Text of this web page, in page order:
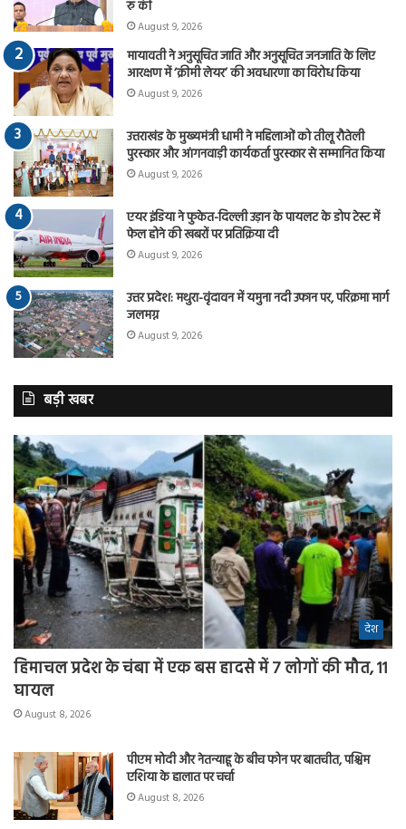
रु की
August 9, 2026
मायावती ने अनुसूचित जाति और अनुसूचित जनजाति के लिए
आरक्षण में ‘क्रीमी लेयर’ की अवधारणा का विरोध किया
August 9, 2026
उत्तराखंड के मुख्यमंत्री धामी ने महिलाओं को तीलू रौतेली
पुरस्कार और आंगनवाड़ी कार्यकर्ता पुरस्कार से सम्मानित किया
August 9, 2026
एयर इंडिया ने फुकेत-दिल्ली उड़ान के पायलट के डोप टेस्ट में
फेल होने की खबरों पर प्रतिक्रिया दी
August 9, 2026
उत्तर प्रदेश: मथुरा-वृंदावन में यमुना नदी उफान पर, परिक्रमा मार्ग
जलमग्न
August 9, 2026
बड़ी खबर
देश
हिमाचल प्रदेश के चंबा में एक बस हादसे में 7 लोगों की मौत, 11
घायल
August 8, 2026
पीएम मोदी और नेतन्याहू के बीच फोन पर बातचीत, पश्चिम
एशिया के हालात पर चर्चा
August 8, 2026